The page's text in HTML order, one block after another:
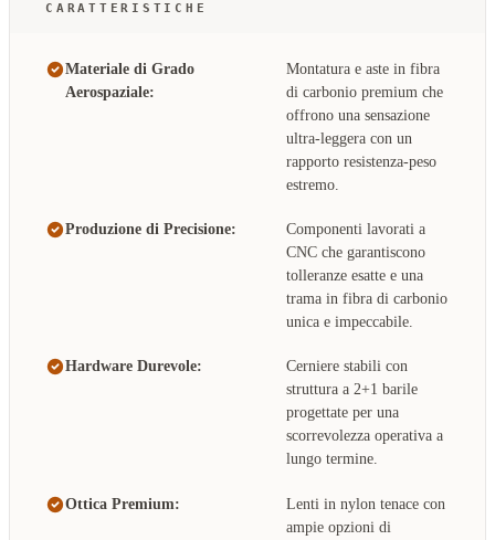
CARATTERISTICHE
Materiale di Grado
Aerospaziale:
Montatura e aste in fibra
di carbonio premium che
offrono una sensazione
ultra-leggera con un
rapporto resistenza-peso
estremo.
Produzione di Precisione:
Componenti lavorati a
CNC che garantiscono
tolleranze esatte e una
trama in fibra di carbonio
unica e impeccabile.
Hardware Durevole:
Cerniere stabili con
struttura a 2+1 barile
progettate per una
scorrevolezza operativa a
lungo termine.
Ottica Premium:
Lenti in nylon tenace con
ampie opzioni di